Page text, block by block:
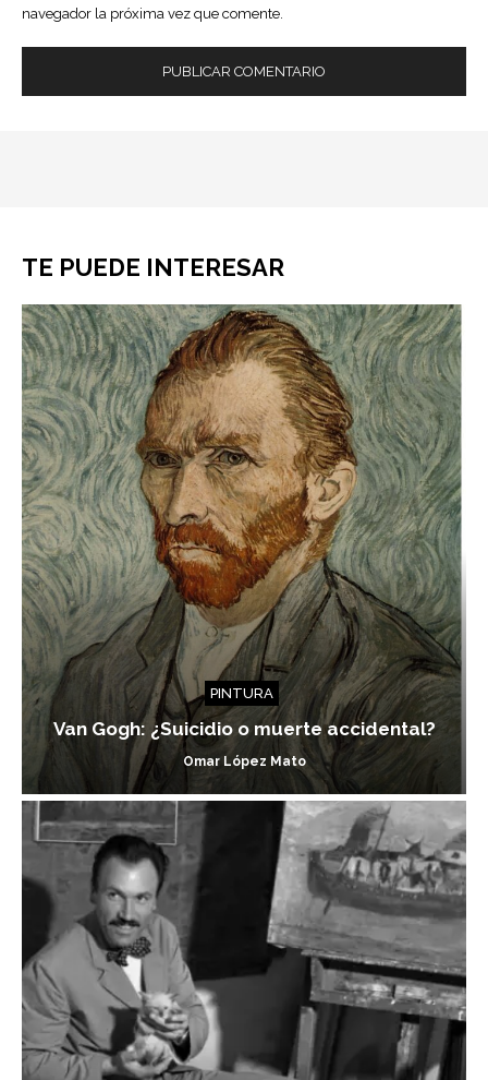
navegador la próxima vez que comente.
TE PUEDE INTERESAR
PINTURA
Van Gogh: ¿Suicidio o muerte accidental?
Omar López Mato